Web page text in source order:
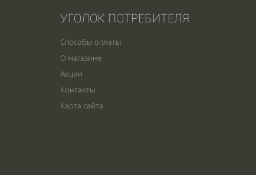
УГОЛОК ПОТРЕБИТЕЛЯ
Способы оплаты
О магазине
Акции
Контакты
Карта сайта